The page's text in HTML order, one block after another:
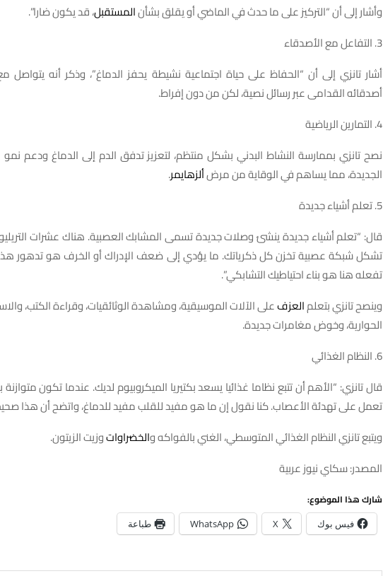
وأشار إلى أن “التركيز على ما حدث في الماضي أو يقلق بشأنالمستقبل، قد يكون ضارا”.
3. التفاعل مع الأصدقاء
أشار تانزي إلى أن “الحفاظ على حياة اجتماعية نشيطة يحفز الدماغ”، وذكر أنه
أصدقائه القدامى عبر رسائل نصية، لكن من دون إفراط.
4. التمارين الرياضية
نصح تانزي بممارسة النشاط البدني بشكل منتظم، لتعزيز تدفق الدم إلى الدماغ ودعم نمو
الجديدة، مما يساهم في الوقاية من مرضألزهايمر.
5. تعلم أشياء جديدة
قال: “تعلم أشياء جديدة ينشئ وصلات جديدة تسمى المشابك العصبية. هناك عشرات
تشكل شبكة عصبية تخزن كل ذكرياتك. ما يؤدي إلى ضعف الإدراك أو الخرف هو تدهور
تفعله هنا هو بناء احتياطيك التشابكي”.
وينصح تانزي بتعلمالعزفعلى الآلات الموسيقية، ومشاهدة الوثائقيات، وقراءة الكتب،
الحوارية، وخوض مغامرات جديدة.
6. النظام الغذائي
قال تانزي: “الأهم أن تتبع نظاما غذائيا يسعد بكتيريا الميكروبيوم لديك. عندما تكون
تعمل على تهدئة الأعصاب. كنا نقول إن ما هو مفيد للقلب مفيد للدماغ، واتضح أن هذا
ويتبع تانزي النظام الغذائي المتوسطي، الغني بالفواكه والخضراواتوزيت الزيتون.
المصدر: سكاي نيوز عربية
شارك هذا الموضوع:
فيس بوك X
WhatsApp طباعة